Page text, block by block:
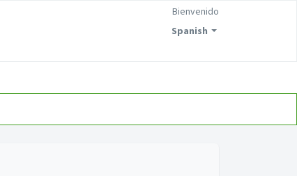
Spanish
Bienvenido